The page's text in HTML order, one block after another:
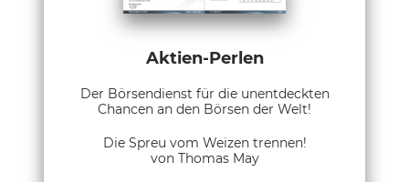
Aktien-Perlen
Der Börsendienst für die unentdeckten
Chancen an den Börsen der Welt!
Die Spreu vom Weizen trennen!
von Thomas May